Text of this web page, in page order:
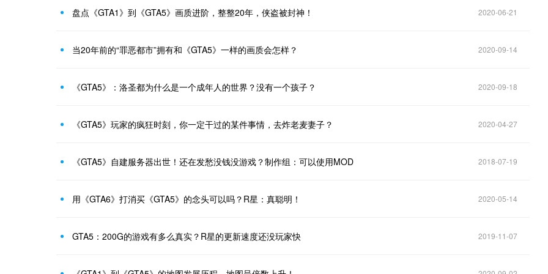
盘点《GTA1》到《GTA5》画质进阶，整整20年，侠盗被封神！ 2020-06-21
当20年前的“罪恶都市”拥有和《GTA5》一样的画质会怎样？ 2020-09-14
《GTA5》：洛圣都为什么是一个成年人的世界？没有一个孩子？ 2020-09-18
《GTA5》玩家的疯狂时刻，你一定干过的某件事情，去炸老麦妻子？ 2020-04-27
《GTA5》自建服务器出世！还在发愁没钱没游戏？制作组：可以使用MOD 2018-07-19
用《GTA6》打消买《GTA5》的念头可以吗？R星：真聪明！ 2020-05-14
GTA5：200G的游戏有多么真实？R星的更新速度还没玩家快 2019-11-07